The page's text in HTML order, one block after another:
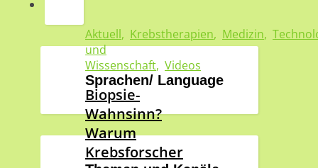
Aktuell, Krebstherapien, Medizin,
und
Wissenschaft, Videos
Biopsie-
Wahnsinn?
Warum
Krebsforscher
Sprachen/ Language